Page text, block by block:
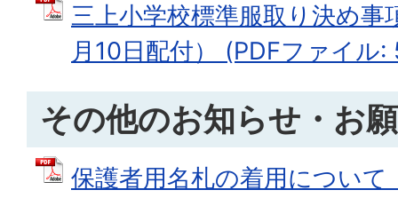
三上小学校標準服取り決め
月10日配付） (PDFファイル:
その他のお知らせ・お
保護者用名札の着用につい